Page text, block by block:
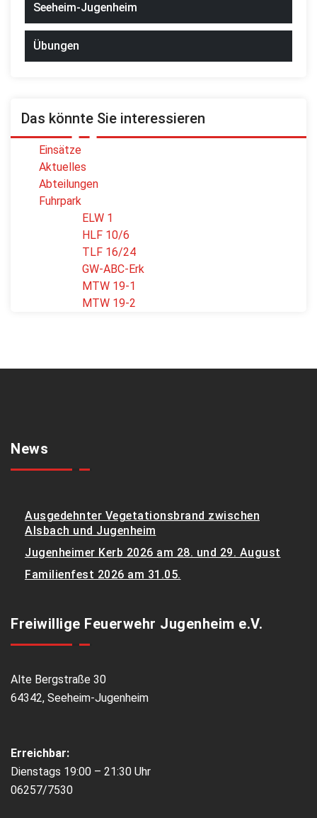
Seeheim-Jugenheim
Übungen
Das könnte Sie interessieren
Einsätze
Aktuelles
Abteilungen
Fuhrpark
ELW 1
HLF 10/6
TLF 16/24
GW-ABC-Erk
MTW 19-1
MTW 19-2
News
Ausgedehnter Vegetationsbrand zwischen
Alsbach und Jugenheim
Jugenheimer Kerb 2026 am 28. und 29. August
Familienfest 2026 am 31.05.
Freiwillige Feuerwehr Jugenheim e.V.
Alte Bergstraße 30
64342, Seeheim-Jugenheim
Erreichbar:
Dienstags 19:00 – 21:30 Uhr
06257/7530